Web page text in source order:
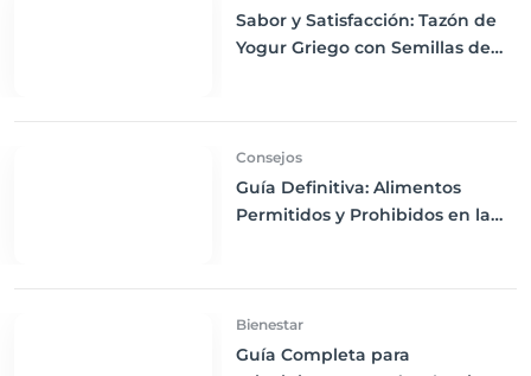
Sabor y Satisfacción: Tazón de
Yogur Griego con Semillas de
Consejos
Guía Definitiva: Alimentos
Permitidos y Prohibidos en la
Bienestar
Guía Completa para